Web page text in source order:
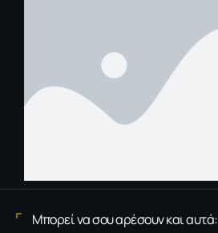
Μπορεί να σου αρέσουν και αυτά: